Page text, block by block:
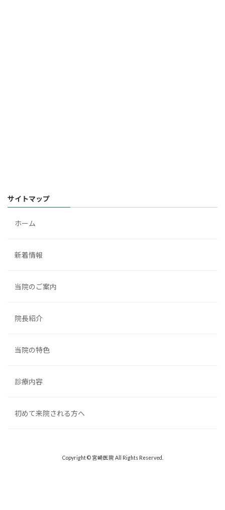
サイトマップ
ホーム
新着情報
当院のご案内
院長紹介
当院の特色
診療内容
初めて来院される方へ
Copyright © 宮崎医院 All Rights Reserved.